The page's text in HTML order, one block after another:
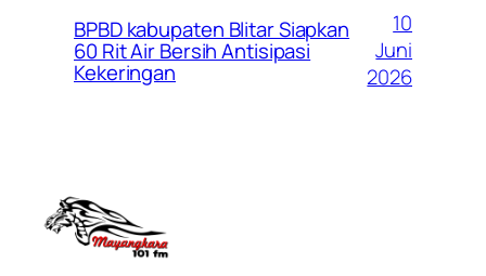
BPBD kabupaten Blitar Siapkan
60 Rit Air Bersih Antisipasi
Kekeringan
10
Juni
2026